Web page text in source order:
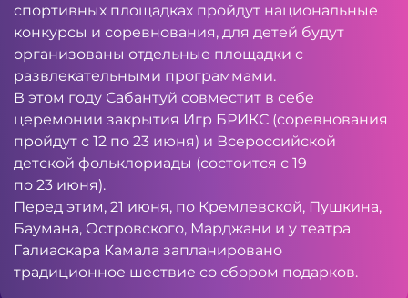
спортивных площадках пройдут национальные
конкурсы и соревнования, для детей будут
организованы отдельные площадки с
развлекательными программами.
В этом году Сабантуй совместит в себе
церемонии закрытия Игр БРИКС (соревнования
пройдут с 12 по 23 июня) и Всероссийской
детской фольклориады (состоится с 19
по 23 июня).
Перед этим, 21 июня, по Кремлевской, Пушкина,
Баумана, Островского, Марджани и у театра
Галиаскара Камала запланировано
традиционное шествие со сбором подарков.